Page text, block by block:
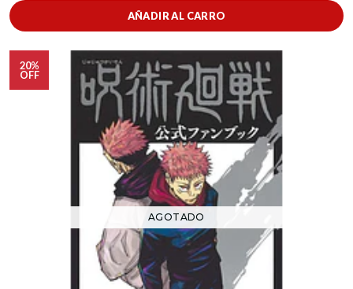
AÑADIR AL CARRO
20%
OFF
AGOTADO